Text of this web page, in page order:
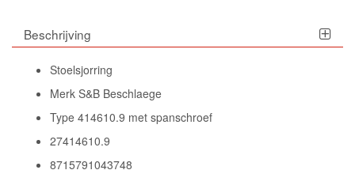
Beschrijving
Stoelsjorring
Merk S&B Beschlaege
Type 414610.9 met spanschroef
27414610.9
8715791043748